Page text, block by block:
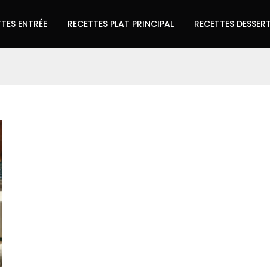
ENTRÉE RECETTES PLAT PRINCIPAL RECETTES